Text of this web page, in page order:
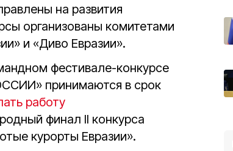
на развития
организованы комитетами
и «Диво Евразии».
фестивале-конкурсе
принимаются в срок
работу
финал II конкурса
курорты Евразии».